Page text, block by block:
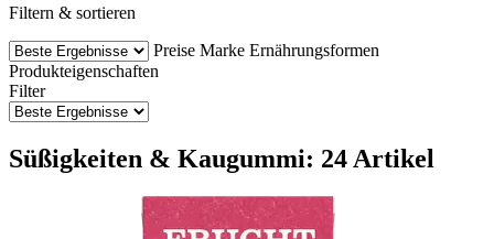
Filtern & sortieren
Preise Marke Ernährungsformen
Produkteigenschaften
Filter
Süßigkeiten & Kaugummi: 24 Artikel